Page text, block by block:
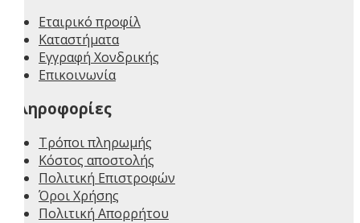
Εταιρικό προφίλ
Καταστήματα
Εγγραφή Χονδρικής
Επικοινωνία
Πληροφορίες
Τρόποι πληρωμής
Κόστος αποστολής
Πολιτική Επιστροφών
Όροι Χρήσης
Πολιτική Απορρήτου